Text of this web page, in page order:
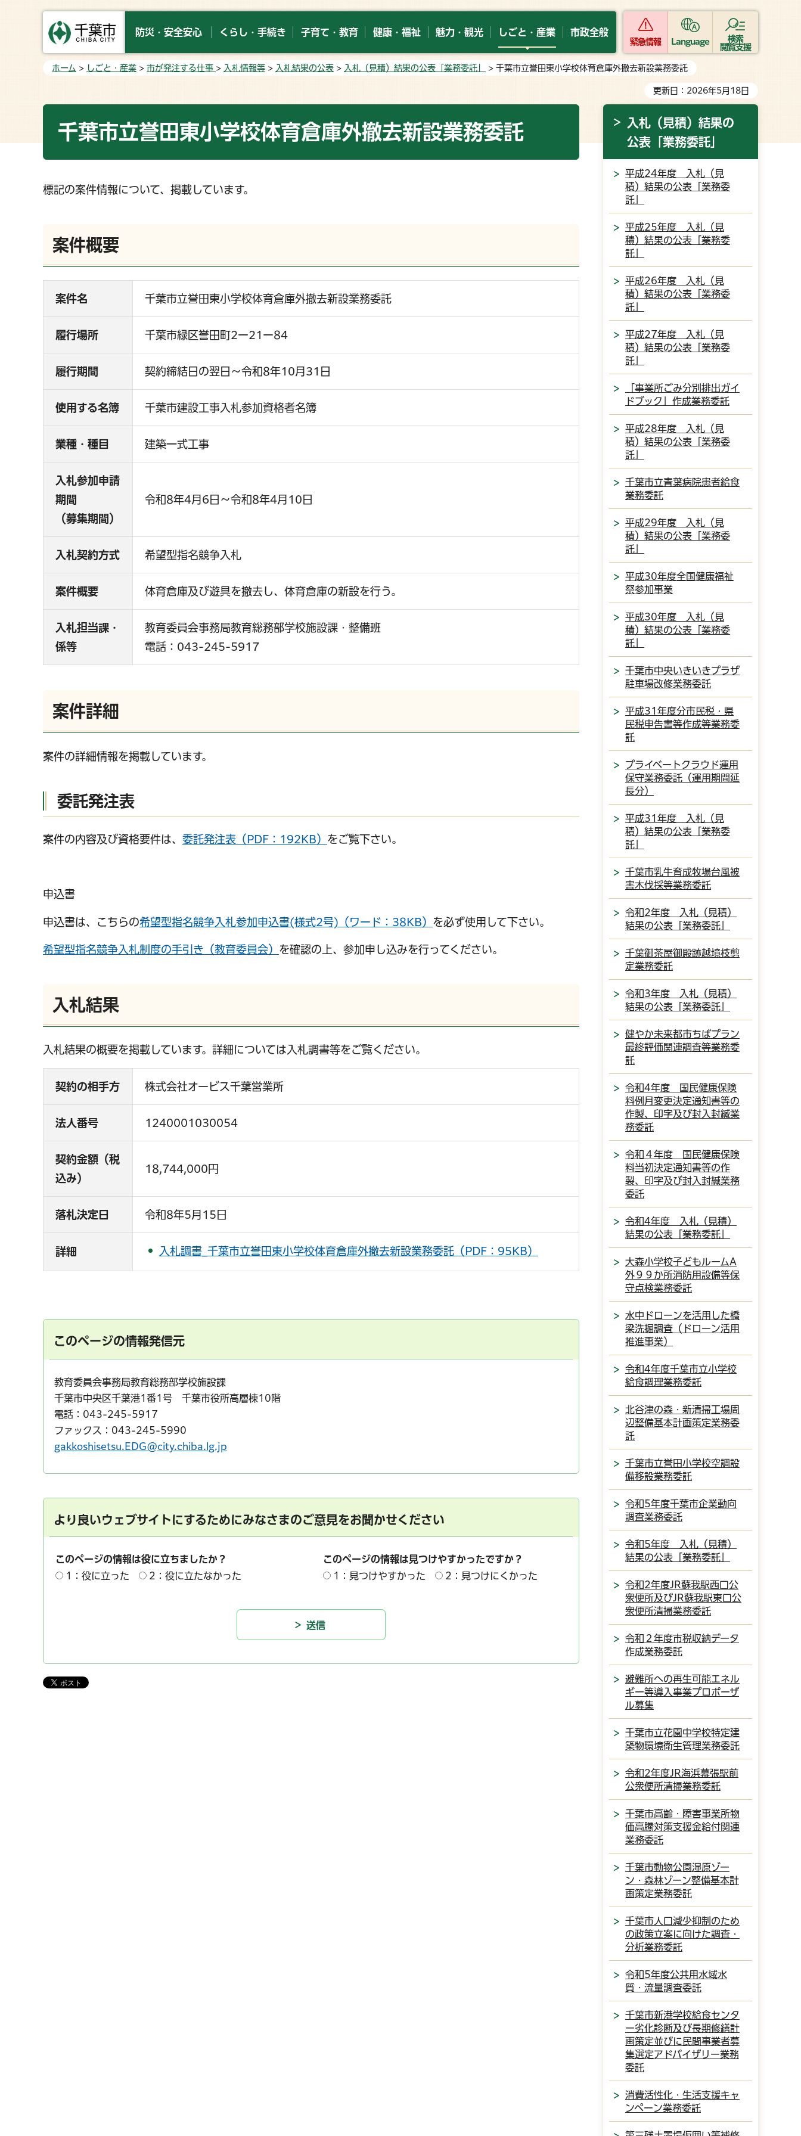
防災・安全安心 くらし・手続き 子育て・教育 健康・福祉 魅力・観光 しごと・産業 市政全般
緊急情報 Language
検索
閲覧支援
ホーム > しごと・産業 > 市が発注する仕事 > 入札情報等 > 入札結果の公表 > 入札（見積）結果の公表「業務委託」 > 千葉市立誉田東小学校体育倉庫外撤去新設業務委託
更新日：2026年5月18日
千葉市立誉田東小学校体育倉庫外撤去新設業務委託
標記の案件情報について、掲載しています。
案件概要
案件名 千葉市立誉田東小学校体育倉庫外撤去新設業務委託
履行場所 千葉市緑区誉田町2ー21ー84
履行期間 契約締結日の翌日～令和8年10月31日
使用する名簿 千葉市建設工事入札参加資格者名簿
業種・種目 建築一式工事
入札参加申請
期間
（募集期間）
令和8年4月6日～令和8年4月10日
入札契約方式 希望型指名競争入札
案件概要 体育倉庫及び遊具を撤去し、体育倉庫の新設を行う。
入札担当課・
係等
教育委員会事務局教育総務部学校施設課・整備班
電話：043-245-5917
案件詳細
案件の詳細情報を掲載しています。
委託発注表
案件の内容及び資格要件は、 委託発注表（PDF：192KB） をご覧下さい。
申込書
申込書は、こちらの希望型指名競争入札参加申込書(様式2号)（ワード：38KB） を必ず使用して下さい。
希望型指名競争入札制度の手引き（教育委員会） を確認の上、参加申し込みを行ってください。
入札結果
入札結果の概要を掲載しています。詳細については入札調書等をご覧ください。
契約の相手方 株式会社オービス千葉営業所
法人番号 1240001030054
契約金額（税
込み）
18,744,000円
落札決定日 令和8年5月15日
詳細 入札調書_千葉市立誉田東小学校体育倉庫外撤去新設業務委託（PDF：95KB）
このページの情報発信元
教育委員会事務局教育総務部学校施設課
千葉市中央区千葉港1番1号 千葉市役所高層棟10階
電話：043-245-5917
ファックス：043-245-5990
gakkoshisetsu.EDG@city.chiba.lg.jp
より良いウェブサイトにするためにみなさまのご意見をお聞かせください
このページの情報は役に立ちましたか？
1：役に立った
2：役に立たなかった
このページの情報は見つけやすかったですか？
1：見つけやすかった
2：見つけにくかった
入札（見積）結果の
公表「業務委託」
平成24年度 入札（見
積）結果の公表「業務委
託」
平成25年度 入札（見
積）結果の公表「業務委
託」
平成26年度 入札（見
積）結果の公表「業務委
託」
平成27年度 入札（見
積）結果の公表「業務委
託」
「事業所ごみ分別排出ガイ
ドブック」作成業務委託
平成28年度 入札（見
積）結果の公表「業務委
託」
千葉市立青葉病院患者給食
業務委託
平成29年度 入札（見
積）結果の公表「業務委
託」
平成30年度全国健康福祉
祭参加事業
平成30年度 入札（見
積）結果の公表「業務委
託」
千葉市中央いきいきプラザ
駐車場改修業務委託
平成31年度分市民税・県
民税申告書等作成等業務委
託
プライベートクラウド運用
保守業務委託（運用期間延
長分）
平成31年度 入札（見
積）結果の公表「業務委
託」
千葉市乳牛育成牧場台風被
害木伐採等業務委託
令和2年度 入札（見積）
結果の公表「業務委託」
千葉御茶屋御殿跡越境枝剪
定業務委託
令和3年度 入札（見積）
結果の公表「業務委託」
健やか未来都市ちばプラン
最終評価関連調査等業務委
託
令和4年度 国民健康保険
料例月変更決定通知書等の
作製、印字及び封入封緘業
務委託
令和４年度 国民健康保険
料当初決定通知書等の作
製、印字及び封入封緘業務
委託
令和4年度 入札（見積）
結果の公表「業務委託」
大森小学校子どもルームA
外９９か所消防用設備等保
守点検業務委託
水中ドローンを活用した橋
梁洗掘調査（ドローン活用
推進事業）
令和4年度千葉市立小学校
給食調理業務委託
北谷津の森・新清掃工場周
辺整備基本計画策定業務委
託
千葉市立誉田小学校空調設
備移設業務委託
令和5年度千葉市企業動向
調査業務委託
令和5年度 入札（見積）
結果の公表「業務委託」
令和2年度JR蘇我駅西口公
衆便所及びJR蘇我駅東口公
衆便所清掃業務委託
令和２年度市税収納データ
作成業務委託
避難所への再生可能エネル
ギー等導入事業プロポーザ
ル募集
千葉市立花園中学校特定建
築物環境衛生管理業務委託
令和2年度JR海浜幕張駅前
公衆便所清掃業務委託
千葉市高齢・障害事業所物
価高騰対策支援金給付関連
業務委託
千葉市動物公園湿原ゾー
ン・森林ゾーン整備基本計
画策定業務委託
千葉市人口減少抑制のため
の政策立案に向けた調査・
分析業務委託
令和5年度公共用水域水
質・流量調査委託
千葉市新港学校給食センタ
ー劣化診断及び長期修繕計
画策定並びに民間事業者募
集選定アドバイザリー業務
委託
消費活性化・生活支援キャ
ンペーン業務委託